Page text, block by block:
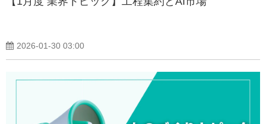
2026-01-30 03:00